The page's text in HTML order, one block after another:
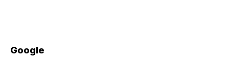
Google